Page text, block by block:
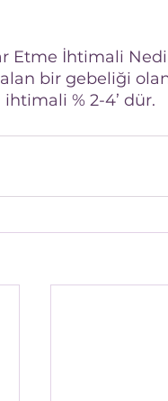
Etme İhtimali
bir gebeliği
% 2-4’ dür.